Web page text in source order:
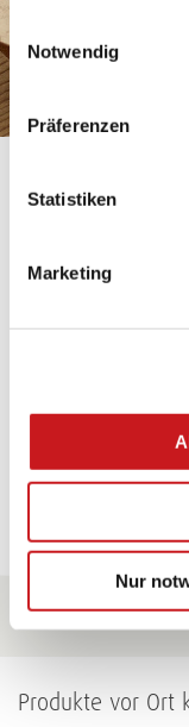
Impressum.
Notwendig
Präferenzen
Statistiken
Marketing
Nur
Produkte vor Ort